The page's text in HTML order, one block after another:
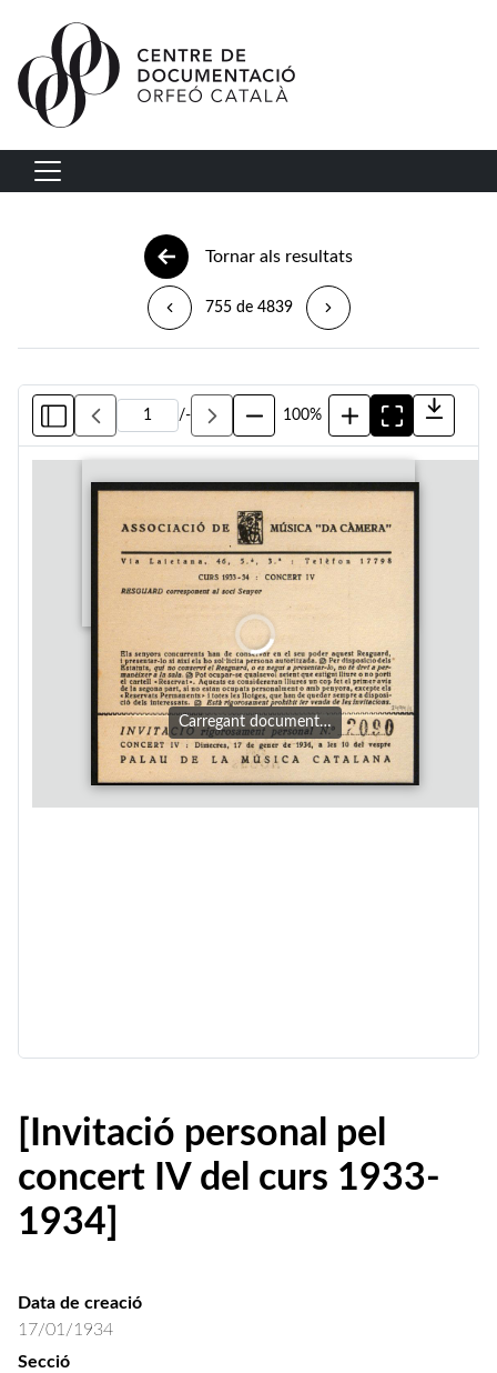
Vés al contingut
Navegació principal
Tornar als resultats
755 de 4839
/- 100%
Carregant document…
[Invitació personal pel
concert IV del curs 1933-
1934]
Data de creació
17/01/1934
Secció